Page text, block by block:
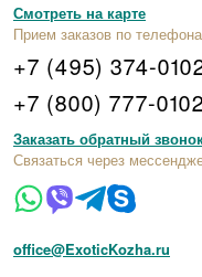
Смотреть на карте
Прием заказов по
+7 (495) 374-
+7 (800) 777-0102
Заказать обратный
Связаться через
office@ExoticKozha.ru